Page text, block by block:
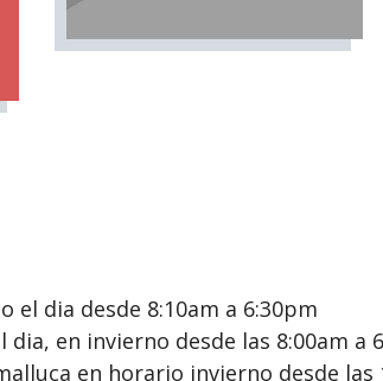
el dia desde 8:10am a 6:30pm
en invierno desde las 8:00am a
en horario invierno desde las